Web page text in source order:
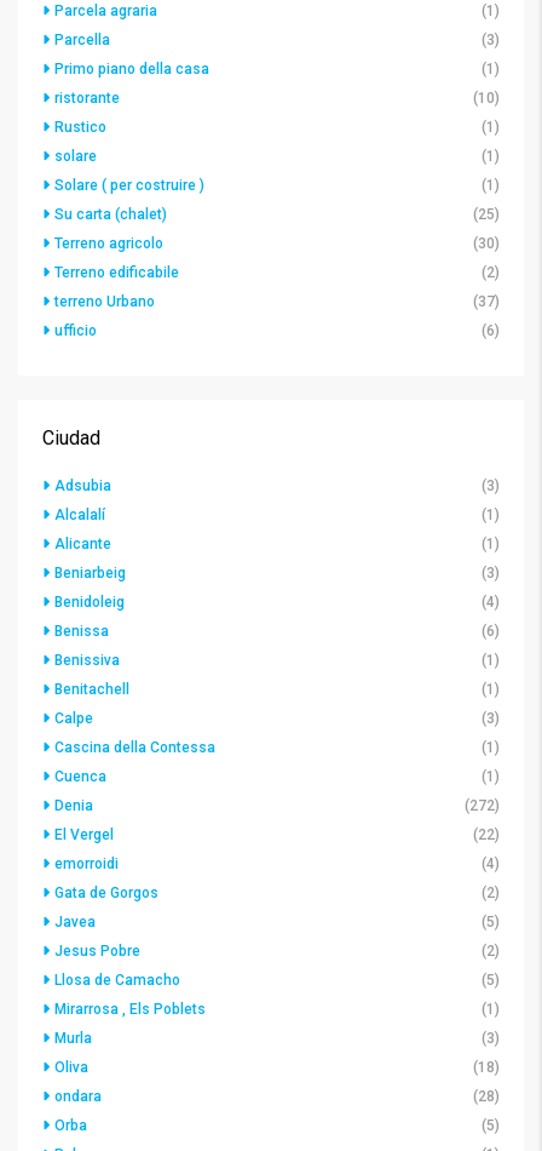
Parcela agraria
(1)
Parcella
(3)
Primo piano della casa
(1)
ristorante
(10)
Rustico
(1)
solare
(1)
Solare ( per costruire )
(1)
Su carta (chalet)
(25)
Terreno agricolo
(30)
Terreno edificabile
(2)
terreno Urbano
(37)
ufficio
(6)
Ciudad
Adsubia
(3)
Alcalalí
(1)
Alicante
(1)
Beniarbeig
(3)
Benidoleig
(4)
Benissa
(6)
Benissiva
(1)
Benitachell
(1)
Calpe
(3)
Cascina della Contessa
(1)
Cuenca
(1)
Denia
(272)
El Vergel
(22)
emorroidi
(4)
Gata de Gorgos
(2)
Javea
(5)
Jesus Pobre
(2)
Llosa de Camacho
(5)
Mirarrosa , Els Poblets
(1)
Murla
(3)
Oliva
(18)
ondara
(28)
Orba
(5)